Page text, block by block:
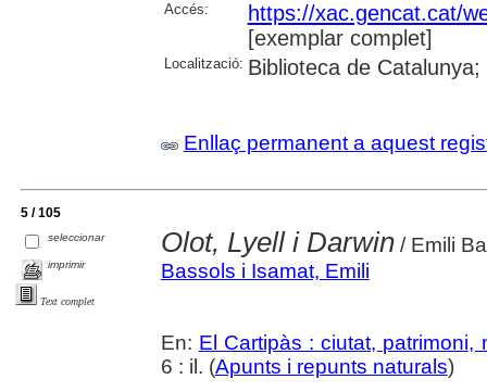
Accés:
https://xac.gencat.cat/
[exemplar complet]
Localització: Biblioteca de
Enllaç permanent a aquest
5 / 105
seleccionar
imprimir
Text complet
Olot, Lyell i Darwin/ Emili
Bassols i Isamat, Emili
En: El Cartipàs : ciutat, patrimoni,
6 : il. (Apunts i repunts naturals)